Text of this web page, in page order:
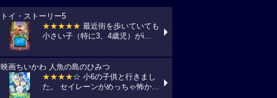
トイ・ストーリー5
★★★★★ 最近街を歩いていても
小さい子（特に3、4歳児）がi...
映画ちいかわ 人魚の島のひみつ
★★★★☆ 小6の子供と行きまし
た。 セイレーンがめっちゃ怖か...